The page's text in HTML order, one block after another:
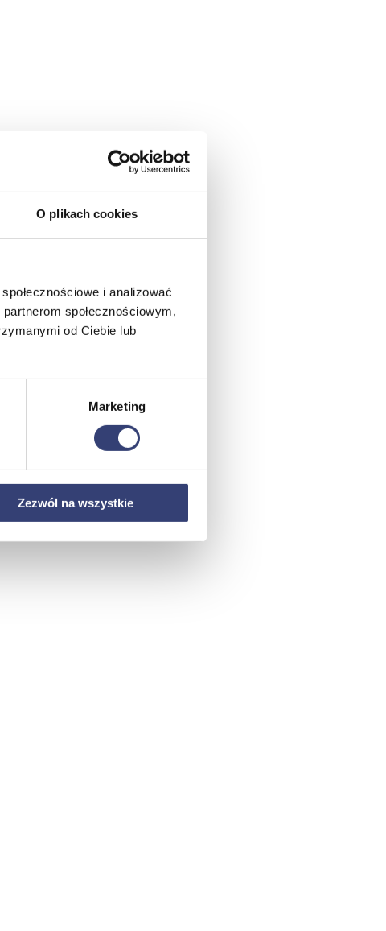
O plikach cookies
i analizować
społecznościowym,
od Ciebie lub
Marketing
Zezwól na wszystkie